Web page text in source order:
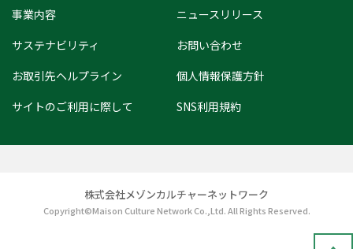
事業内容
ニュースリリース
サステナビリティ
お問い合わせ
お取引先ヘルプライン
個人情報保護方針
サイトのご利用に際して
SNS利用規約
株式会社メゾンカルチャーネットワーク
Copyright©Maison Culture Network Co.,Ltd. All Rights Reserved.